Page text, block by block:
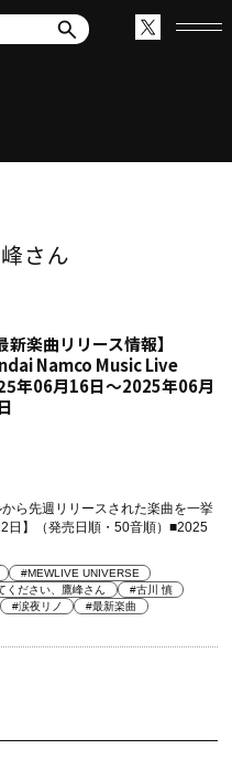
さん
新楽曲リリース情報】
Namco Music Live
年06月16日～2025年06月
ら先週リリースされた楽曲を一挙
日】（発売日順・50音順）■2025
#MEWLIVE UNIVERSE
ください、鷹峰さん
#古川 慎
#涙夜リノ
#最新楽曲